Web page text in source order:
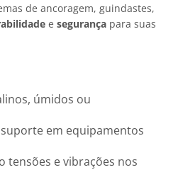
de ancoragem, guindastes,
e segurança para suas
úmidos ou
em equipamentos
tensões e vibrações nos